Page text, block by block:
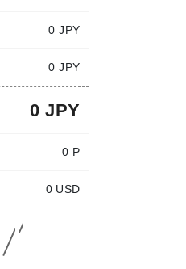
0 JPY
0 JPY
0 JPY
0 P
0 USD